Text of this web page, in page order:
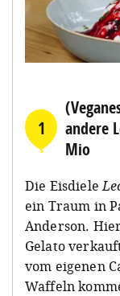
1
andere
Mio
Die Eisdiele
ein Traum in
Anderson.
Gelato
vom eigenen
Waffeln